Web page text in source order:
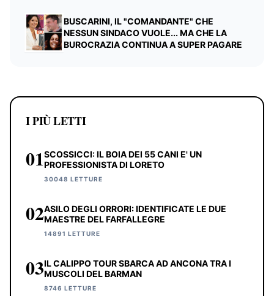
BUSCARINI, IL "COMANDANTE" CHE
NESSUN SINDACO VUOLE... MA CHE LA
BUROCRAZIA CONTINUA A SUPER PAGARE
I PIÙ LETTI
01SCOSSICCI: IL BOIA DEI 55 CANI E' UN
PROFESSIONISTA DI LORETO
30048 LETTURE
02ASILO DEGLI ORRORI: IDENTIFICATE LE DUE
MAESTRE DEL FARFALLEGRE
14891 LETTURE
03IL CALIPPO TOUR SBARCA AD ANCONA TRA I
MUSCOLI DEL BARMAN
8746 LETTURE